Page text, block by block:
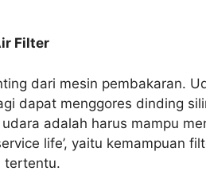
Filter
dari mesin pembakaran.
dapat menggores dinding
adalah harus mampu
life’, yaitu
tertentu.